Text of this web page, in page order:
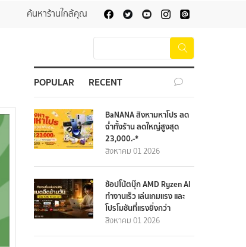
ค้นหาร้านใกล้คุณ
POPULAR RECENT
BaNANA สิงหามหาโปร ลด
ฉ่ำทั้งร้าน ลดใหญ่สูงสุด
23,000.-*
สิงหาคม 01 2026
ช้อปโน้ตบุ๊ก AMD Ryzen AI
ทำงานเร็ว เล่นเกมแรง และ
โปรโมชันที่แรงยิ่งกว่า
สิงหาคม 01 2026